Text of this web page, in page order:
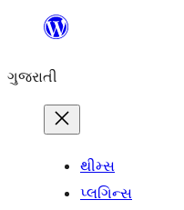
કંટેન્ટ(લખાણ)
જાઓ
ગુજરાતી
થીમ્સ
પ્લગિન્સ